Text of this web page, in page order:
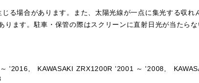
る場合があります。また、太陽光線が一点に集光する収れ
ます。駐車・保管の際はスクリーンに直射日光が当たらな
'2016, KAWASAKI ZRX1200R '2001 ～ '2008,